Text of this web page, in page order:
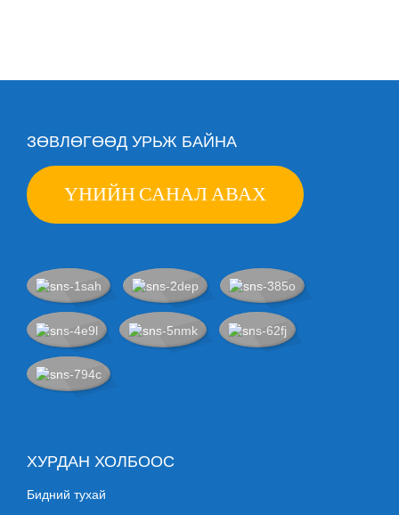
ЗӨВЛӨГӨӨД УРЬЖ БАЙНА
ҮНИЙН САНАЛ АВАХ
ХУРДАН ХОЛБООС
Бидний тухай